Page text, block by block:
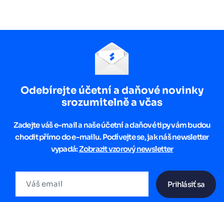
Odebírejte účetní a daňové novinky
srozumitelně a včas
Zadejte váš e-mail a naše účetní a daňové tipy vám budou
chodit přímo do e-mailu. Podívejte se, jak náš newsletter
vypadá:Zobrazit vzorový newsletter
Prihlásiť sa